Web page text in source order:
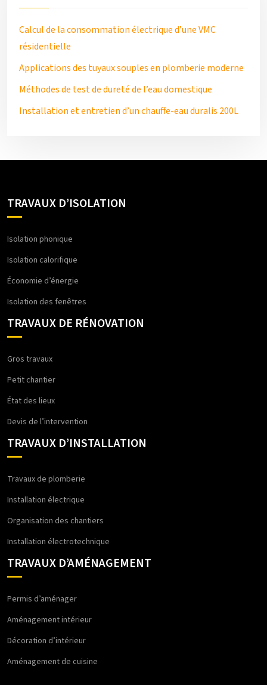
Calcul de la consommation électrique d’une VMC
résidentielle
Applications des tuyaux souples en plomberie moderne
Méthodes de test de dureté de l’eau domestique
Installation et entretien d’un chauffe-eau duralis 200L
TRAVAUX D’ISOLATION
Isolation phonique
Isolation calorifique
Économie d’énergie
Isolation des fenêtres
TRAVAUX DE RÉNOVATION
Gros travaux
Petit chantier
État des lieux
Devis de l’intervention
TRAVAUX D’INSTALLATION
Travaux de plomberie
Installation électrique
Organisation des chantiers
Installation électrotechnique
TRAVAUX D’AMÉNAGEMENT
Permis d’aménager
Aménagement intérieur
Décoration d’intérieur
Aménagement de cuisine